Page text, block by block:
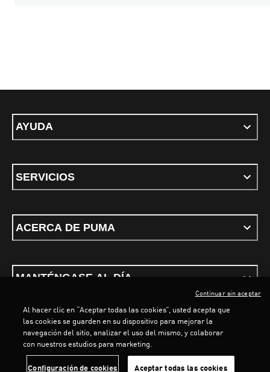
LOADING...
AYUDA
SERVICIOS
ACERCA DE PUMA
MANTÉNGASE AL DÍA
Términos y condicionesPolítica de Privacidad
PUMA, 2026. Todos los derechos reservados
Al hacer clic en “Aceptar todas las cookies”, usted acepta que
las cookies se guarden en su dispositivo para mejorar la
navegación del sitio, analizar el uso del mismo, y colaborar
con nuestros estudios para marketing.
Configuración de cookies Aceptar todas las cookies
Continuar sin aceptar